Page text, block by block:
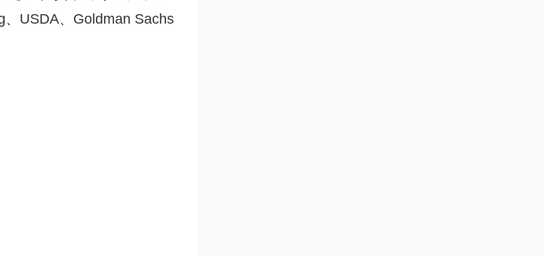
USDA、Goldman Sachs